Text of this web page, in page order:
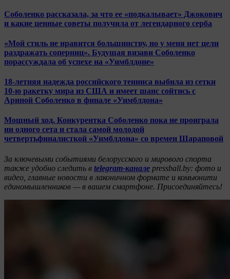
Соболенко рассказала, за что ее «подкалывает» Джокович
и какие ценные советы получила от легендарного серба
«Мой стиль не нравится большинству, но у меня нет цели
раздражать соперниц». Будущая визави Соболенко
порассуждала об успехе на «Уимблдоне»
18-летняя надежда российского тенниса выбила из сетки
10-ю ракетку мира из США и имеет шанс сойтись с
Ариной Соболенко в финале «Уимблдона»
Мощный ход. Конкурентка Соболенко пока не проиграла
ни одного сета и стала самой молодой
четвертьфиналисткой «Уимблдона» со времен Шараповой
За ключевыми событиями белорусского и мирового спорта
также удобно следить в telegram-канале pressball.by: фото и
видео, главные новости в лаконичном формате и комьюнити
единомышленников — в вашем смартфоне. Присоединяйтесь!